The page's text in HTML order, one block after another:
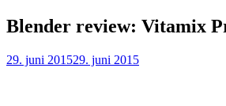
Skip
to
Blender review: Vitamix
29. juni 201529. juni 2015